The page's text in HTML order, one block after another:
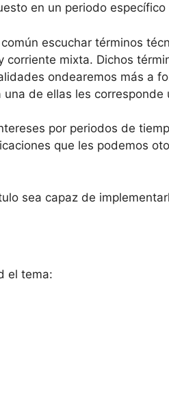
en un periodo específico
escuchar términos
mixta. Dichos
ondearemos más a
de ellas les corresponde
por periodos de
que les podemos
sea capaz de
el tema: